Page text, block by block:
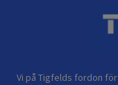
Vi på Tigfelds fordon